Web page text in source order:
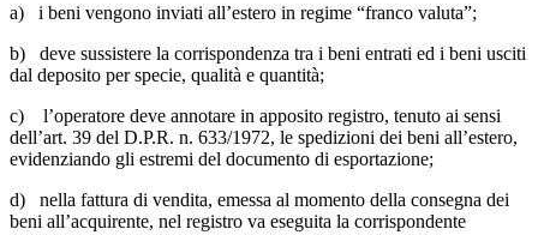
a) i beni vengono inviati all’estero in regime “franco valuta”;
b) deve sussistere la corrispondenza tra i beni entrati ed i beni usciti
dal deposito per specie, qualità e quantità;
c) l’operatore deve annotare in apposito registro, tenuto ai sensi
dell’art. 39 del D.P.R. n. 633/1972, le spedizioni dei beni all’estero,
evidenziando gli estremi del documento di esportazione;
d) nella fattura di vendita, emessa al momento della consegna dei
beni all’acquirente, nel registro va eseguita la corrispondente